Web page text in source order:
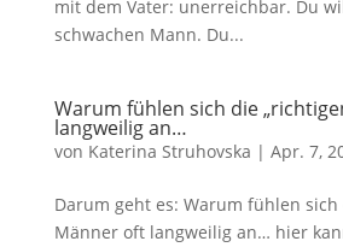
mit dem Vater: unerreichbar. Du
schwachen Mann. Du...
Warum fühlen sich die
langweilig an…
von Katerina Struhovska | Apr. 7,
Darum geht es: Warum fühlen sich
Männer oft langweilig an… hier